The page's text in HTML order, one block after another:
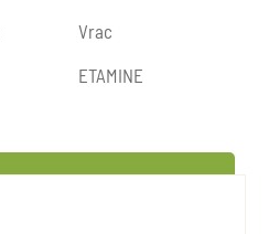
Vrac
ETAMINE